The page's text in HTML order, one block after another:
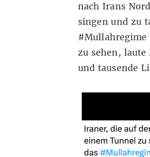
nach Irans
singen und zu
#Mullahregime
zu sehen, laute
und tausende